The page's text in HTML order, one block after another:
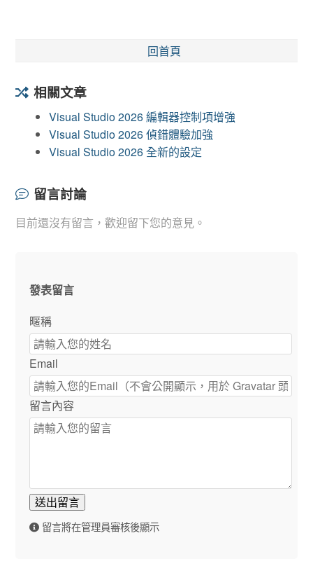
回首頁
相關文章
Visual Studio 2026 編輯器控制項增強
Visual Studio 2026 偵錯體驗加強
Visual Studio 2026 全新的設定
留言討論
目前還沒有留言，歡迎留下您的意見。
發表留言
暱稱
Email
留言內容
送出留言
留言將在管理員審核後顯示